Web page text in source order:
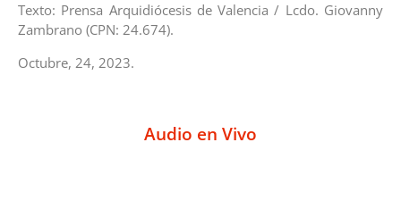
Texto: Prensa Arquidiócesis de Valencia / Lcdo. Giovanny
Zambrano (CPN: 24.674).
Octubre, 24, 2023.
Audio en Vivo